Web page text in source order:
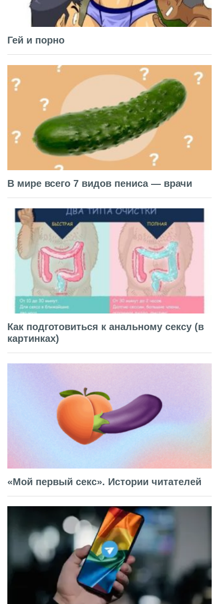
Гей и порно
В мире всего 7 видов пениса — врачи
Как подготовиться к анальному сексу (в
картинках)
«Мой первый секс». Истории читателей